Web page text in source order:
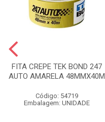
FITA CREPE TEK BOND 247
AUTO AMARELA 48MMX40M
Código: 54719
Embalagem: UNIDADE